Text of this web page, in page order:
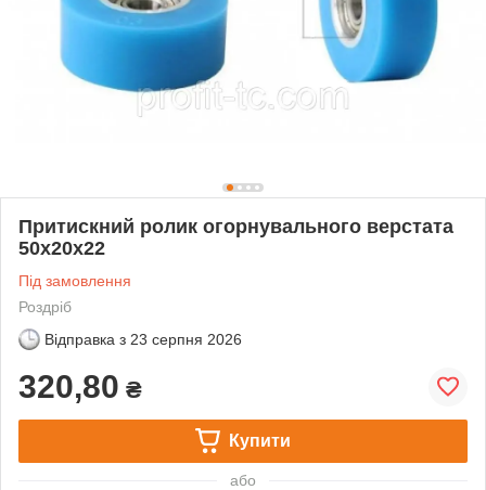
Притискний ролик огорнувального верстата
50х20х22
Під замовлення
Роздріб
Відправка з 23 серпня 2026
320,80 ₴
Купити
або